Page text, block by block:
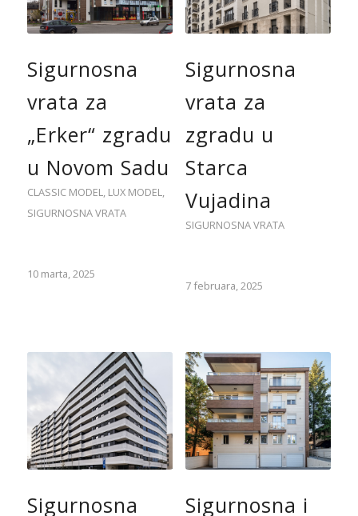
Sigurnosna
vrata za
„Erker“ zgradu
u Novom Sadu
CLASSIC MODEL LUX MODEL
SIGURNOSNA VRATA
10 marta, 2025
Sigurnosna
vrata za
zgradu u
Starca
Vujadina
SIGURNOSNA VRATA
7 februara, 2025
Sigurnosna
Sigurnosna i